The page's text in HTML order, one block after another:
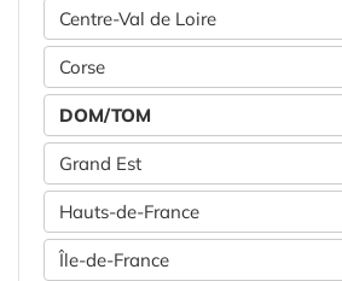
Centre-Val de Loire
Corse
DOM/TOM
Grand Est
Hauts-de-France
Île-de-France